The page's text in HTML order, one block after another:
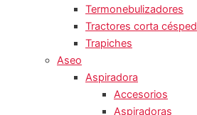
Termonebulizadores
Tractores corta césped
Trapiches
Aseo
Aspiradora
Accesorios
Aspiradoras